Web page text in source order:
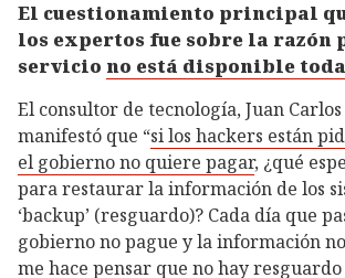
El cuestionamiento principal
los expertos fue sobre la razón
servicio no está disponible
El consultor de tecnología, Juan
manifestó que “si los hackers están
el gobierno no quiere pagar, ¿qué
para restaurar la información de los
‘backup’ (resguardo)? Cada día que
gobierno no pague y la información
me hace pensar que no hay